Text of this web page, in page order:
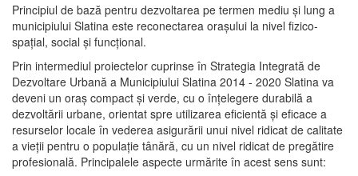
Principiul de bază pentru dezvoltarea pe termen mediu şi lung a
municipiului Slatina este reconectarea oraşului la nivel fizico-
spaţial, social şi funcţional.
Prin intermediul proiectelor cuprinse în Strategia Integrată de
Dezvoltare Urbană a Municipiului Slatina 2014 - 2020 Slatina va
deveni un oraş compact şi verde, cu o înţelegere durabilă a
dezvoltării urbane, orientat spre utilizarea eficientă şi eficace a
resurselor locale în vederea asigurării unui nivel ridicat de calitate
a vieţii pentru o populaţie tânără, cu un nivel ridicat de pregătire
profesională. Principalele aspecte urmărite în acest sens sunt: